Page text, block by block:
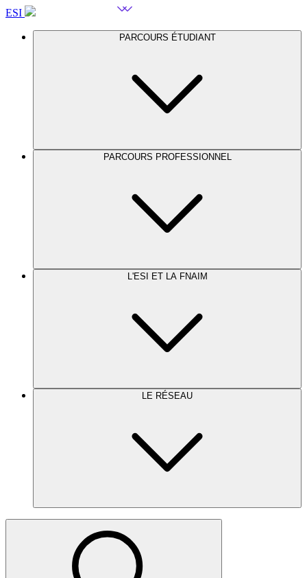
ESI
PARCOURS ÉTUDIANT
PARCOURS PROFESSIONNEL